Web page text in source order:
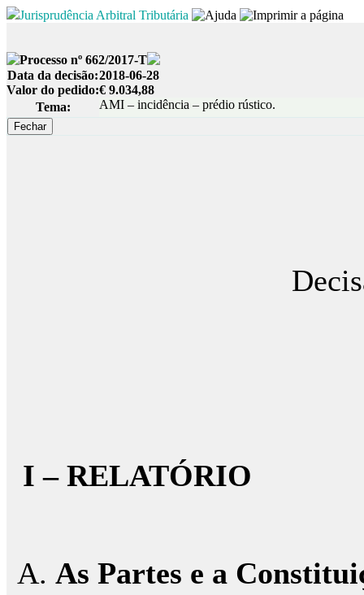
Jurisprudência Arbitral Tributária
Processo nº 662/2017-T
Data da decisão:2018-06-28
Valor do pedido:€ 9.034,88
Tema:
AMI – incidência – prédio rústico.
I – RELATÓRIO
As Partes e a